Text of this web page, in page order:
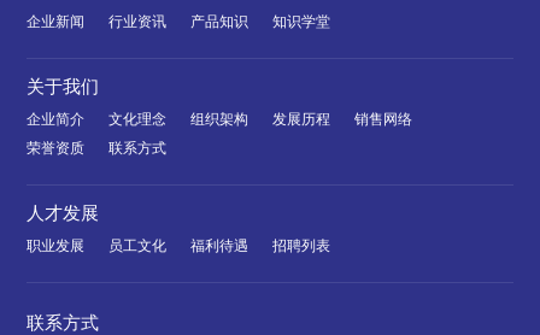
企业新闻 行业资讯 产品知识 知识学堂
关于我们
企业简介 文化理念 组织架构 发展历程
销售网络
荣誉资质
联系方式
人才发展
职业发展 员工文化 福利待遇 招聘列表
联系方式